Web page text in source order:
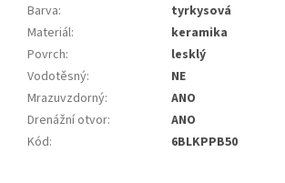
Barva:
tyrkysová
Materiál:
keramika
Povrch:
lesklý
Vodotěsný:
NE
Mrazuvzdorný:
ANO
Drenážní otvor:
ANO
Kód: 6BLKPPB50